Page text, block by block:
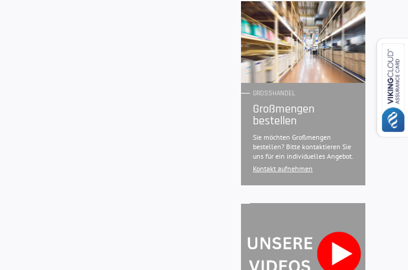
GROSSHANDEL
Großmengen
bestellen
Sie möchten Großmengen
bestellen? Bitte kontaktieren Sie
uns für ein individuelles Angebot.
Kontakt aufnehmen